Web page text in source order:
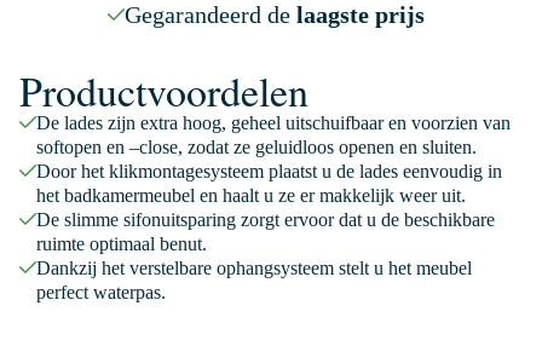
Gegarandeerd de laagste prijs
Productvoordelen
De lades zijn extra hoog, geheel uitschuifbaar en voorzien van
softopen en –close, zodat ze geluidloos openen en sluiten.
Door het klikmontagesysteem plaatst u de lades eenvoudig in
het badkamermeubel en haalt u ze er makkelijk weer uit.
De slimme sifonuitsparing zorgt ervoor dat u de beschikbare
ruimte optimaal benut.
Dankzij het verstelbare ophangsysteem stelt u het meubel
perfect waterpas.